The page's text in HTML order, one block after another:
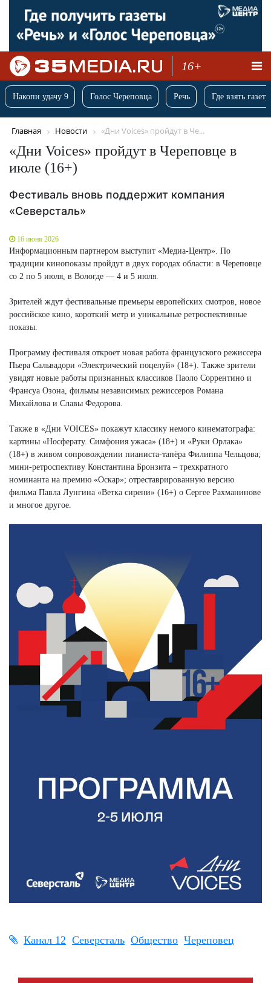
16+
Накопи удачу 9 Голос Череповца Речь Где взять
Главная Новости «Дни Voices» пройдут в Че...
«Дни Voices» пройдут в Череповце в
июле (16+)
Фестиваль вновь поддержит компания
«Северсталь»
16 июня 2026
Информационным партнером выступит «Медиа-Центр». По
традиции кинопоказы пройдут в двух городах области: в Череповце
со 2 по 5 июля, в Вологде — 4 и 5 июля.
Зрителей ждут фестивальные премьеры европейских смотров, новое
российское кино, короткий метр и уникальные ретроспективные
показы.
Программу фестиваля откроет новая работа французского режиссера
Пьера Сальвадори «Электрический поцелуй» (18+). Также зрители
увидят новые работы признанных классиков Паоло Соррентино и
Франсуа Озона, фильмы независимых режиссеров Романа
Михайлова и Славы Федорова.
Также в «Дни VOICES» покажут классику немого кинематографа:
картины «Носферату. Симфония ужаса» (18+) и «Руки Орлака»
(18+) в живом сопровождении пианиста-тапёра Филиппа Чельцова;
мини-ретроспективу Константина Бронзита – трехкратного
номинанта на премию «Оскар»; отреставрированную версию
фильма Павла Лунгина «Ветка сирени» (16+) о Сергее Рахманинове
и многое другое.
Канал 12 Северсталь Общество Череповец